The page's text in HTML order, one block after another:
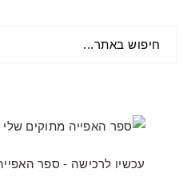
SIDEBAR
עכשיו לרכישה - ספר